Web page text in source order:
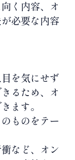
く内容、オ
必要な内容
を気にせず
るため、オ
ます。
ものをテー
など、オン